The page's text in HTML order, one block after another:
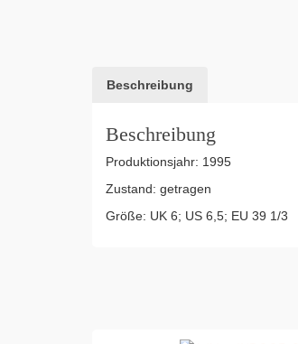
Beschreibung
Beschreibung
Produktionsjahr: 1995
Zustand: getragen
Größe: UK 6; US 6,5; EU 39 1/3